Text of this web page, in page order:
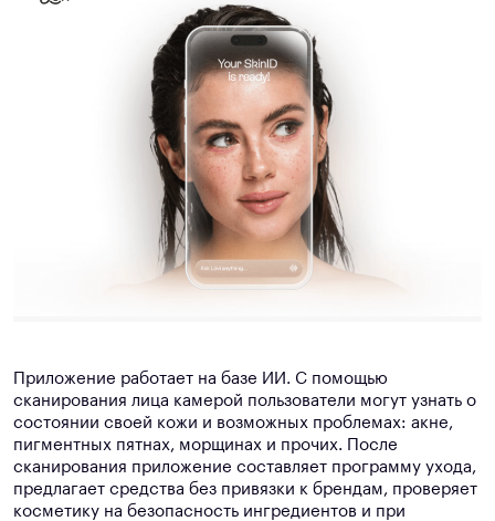
Приложение работает на базе ИИ. С помощью
сканирования лица камерой пользователи могут узнать о
состоянии своей кожи и возможных проблемах: акне,
пигментных пятнах, морщинах и прочих. После
сканирования приложение составляет программу ухода,
предлагает средства без привязки к брендам, проверяет
косметику на безопасность ингредиентов и при